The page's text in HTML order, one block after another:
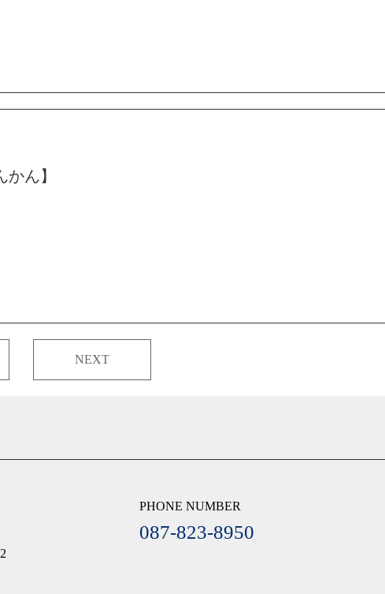
かん】
NEXT
PHONE NUMBER
087-823-8950